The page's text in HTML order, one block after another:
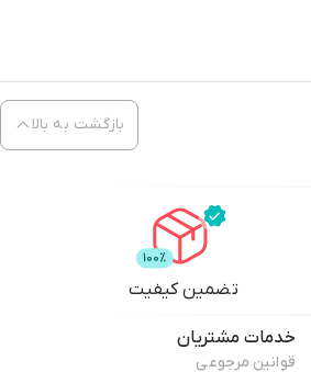
بازگشت به بالا
تضمین کیفیت
خدمات مشتریان
قوانین مرجوعی